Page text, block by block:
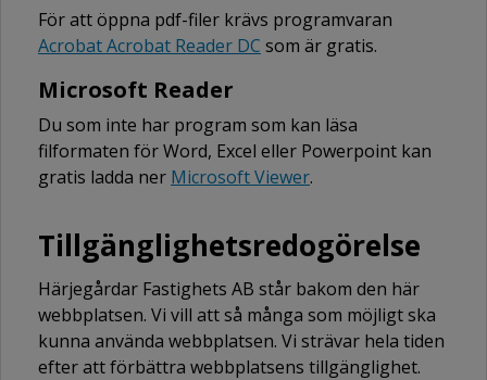
För att öppna pdf-filer krävs programvaran
Acrobat Acrobat Reader DC som är gratis.
Microsoft Reader
Du som inte har program som kan läsa
filformaten för Word, Excel eller Powerpoint kan
gratis ladda ner Microsoft Viewer.
Tillgänglighetsredogörelse
Härjegårdar Fastighets AB står bakom den här
webbplatsen. Vi vill att så många som möjligt ska
kunna använda webbplatsen. Vi strävar hela tiden
efter att förbättra webbplatsens tillgänglighet.